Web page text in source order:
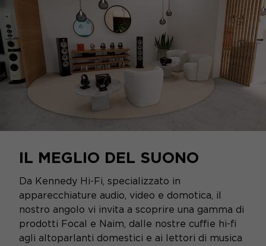
IL MEGLIO DEL SUONO
Da Kennedy Hi-Fi, specializzato in
apparecchiature audio, video e domotica, il
nostro angolo vi invita a scoprire una gamma di
prodotti Focal e Naim, dalle nostre cuffie hi-fi
agli altoparlanti domestici e ai lettori di musica